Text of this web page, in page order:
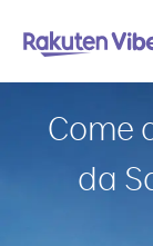
Come
da